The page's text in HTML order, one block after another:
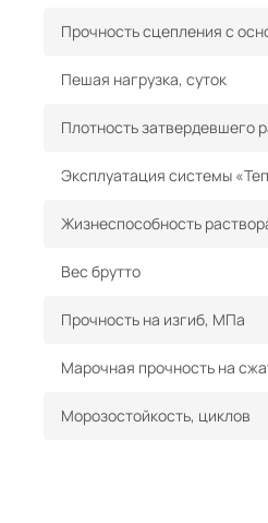
Прочность сцепления с
Пешая нагрузка, суток
Плотность затвердевшего
Эксплуатация системы
Жизнеспособность
Вес брутто
Прочность на изгиб, МПа
Марочная прочность на
Морозостойкость, циклов